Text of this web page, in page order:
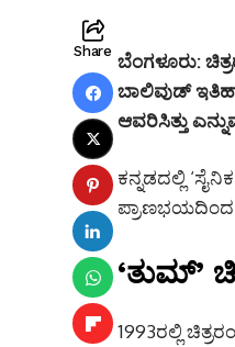
Share ಬೆಂಗಳೂರು:
ಬಾಲಿವುಡ್
ಆವರಿಸಿತ್ತು
ಕನ್ನಡದಲ್ಲಿ
ಪ್ರಾಣಭಯದಿಂದ
‘ತುಮ್’
1993ರಲ್ಲಿ